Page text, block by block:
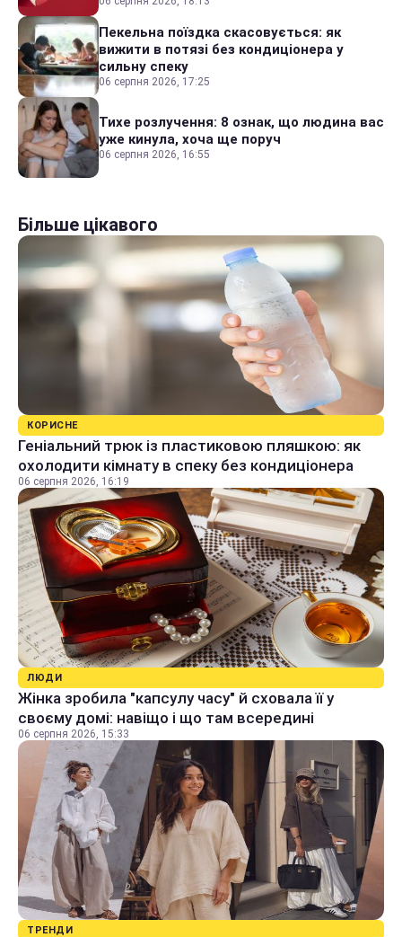
Пекельна поїздка скасовується: як
вижити в потязі без кондиціонера у
сильну спеку
06 серпня 2026, 17:25
Тихе розлучення: 8 ознак, що людина вас
уже кинула, хоча ще поруч
06 серпня 2026, 16:55
Більше цікавого
КОРИСНЕ
Геніальний трюк із пластиковою пляшкою: як
охолодити кімнату в спеку без кондиціонера
06 серпня 2026, 16:19
ЛЮДИ
Жінка зробила "капсулу часу" й сховала її у
своєму домі: навіщо і що там всередині
06 серпня 2026, 15:33
ТРЕНДИ